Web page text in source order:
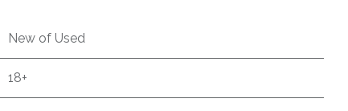
New of Used
18+